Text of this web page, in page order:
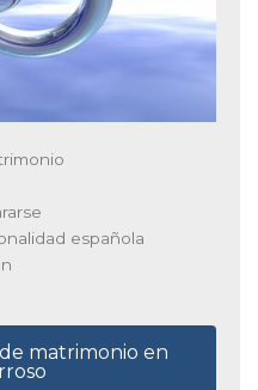
española
matrimonio en